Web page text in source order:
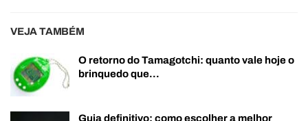
VEJA TAMBÉM
O retorno do Tamagotchi: quanto vale hoje o
brinquedo que…
Guia definitivo: como escolher a melhor